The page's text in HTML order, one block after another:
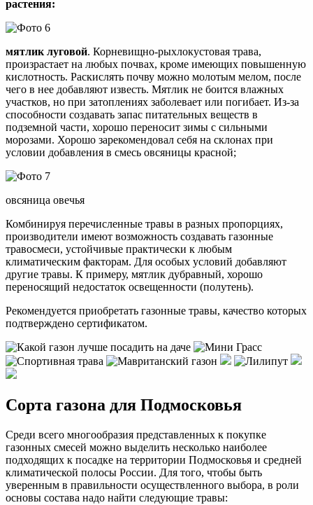
растения:
мятлик луговой. Корневищно-рыхлокустовая трава,
произрастает на любых почвах, кроме имеющих повышенную
кислотность. Раскислять почву можно молотым мелом, после
чего в нее добавляют известь. Мятлик не боится влажных
участков, но при затоплениях заболевает или погибает. Из-за
способности создавать запас питательных веществ в
подземной части, хорошо переносит зимы с сильными
морозами. Хорошо зарекомендовал себя на склонах при
условии добавления в смесь овсяницы красной;
овсяница овечья
Комбинируя перечисленные травы в разных пропорциях,
производители имеют возможность создавать газонные
травосмеси, устойчивые практически к любым
климатическим факторам. Для особых условий добавляют
другие травы. К примеру, мятлик дубравный, хорошо
переносящий недостаток освещенности (полутень).
Рекомендуется приобретать газонные травы, качество которых
подтверждено сертификатом.
Сорта газона для Подмосковья
Среди всего многообразия представленных к покупке
газонных смесей можно выделить несколько наиболее
подходящих к посадке на территории Подмосковья и средней
климатической полосы России. Для того, чтобы быть
уверенным в правильности осуществленного выбора, в роли
основы состава надо найти следующие травы: